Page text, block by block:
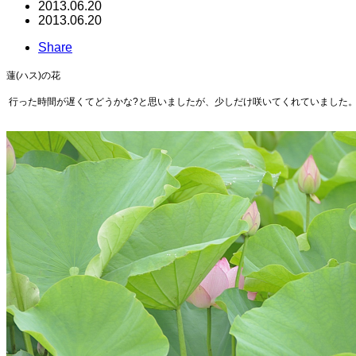
2013.06.20
2013.06.20
Share
蓮(ハス)の花
行った時間が遅くてどうかな?と思いましたが、少しだけ咲いてくれていました